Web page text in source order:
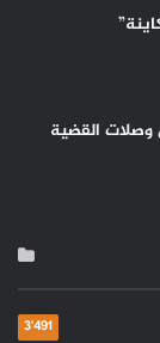
القضية
3٬491